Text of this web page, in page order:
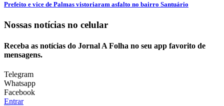
Prefeito e vice de Palmas vistoriaram asfalto no bairro Santuário
Nossas notícias no celular
Receba as notícias do Jornal A Folha no seu app favorito de
mensagens.
Telegram
Whatsapp
Facebook
Entrar